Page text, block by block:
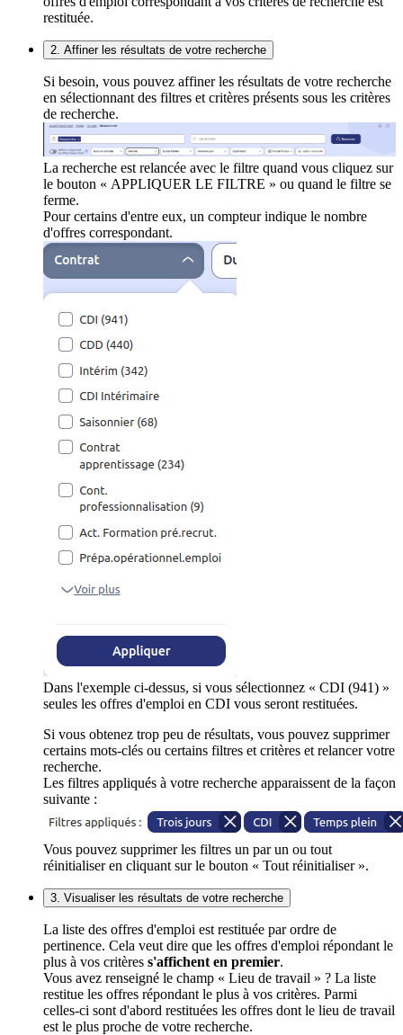
restituée.
2. Affiner les résultats de votre recherche
Si besoin, vous pouvez affiner les résultats de votre recherche
en sélectionnant des filtres et critères présents sous les critères
de recherche.
La recherche est relancée avec le filtre quand vous cliquez sur
le bouton « APPLIQUER LE FILTRE » ou quand le filtre se
ferme.
Pour certains d'entre eux, un compteur indique le nombre
d'offres correspondant.
Dans l'exemple ci-dessus, si vous sélectionnez « CDI (941) »
seules les offres d'emploi en CDI vous seront restituées.
Si vous obtenez trop peu de résultats, vous pouvez supprimer
certains mots-clés ou certains filtres et critères et relancer votre
recherche.
Les filtres appliqués à votre recherche apparaissent de la façon
suivante :
Vous pouvez supprimer les filtres un par un ou tout
réinitialiser en cliquant sur le bouton « Tout réinitialiser ».
3. Visualiser les résultats de votre recherche
La liste des offres d'emploi est restituée par ordre de
pertinence. Cela veut dire que les offres d'emploi répondant le
plus à vos critères s'affichent en premier.
Vous avez renseigné le champ « Lieu de travail » ? La liste
restitue les offres répondant le plus à vos critères. Parmi
celles-ci sont d'abord restituées les offres dont le lieu de travail
est le plus proche de votre recherche.